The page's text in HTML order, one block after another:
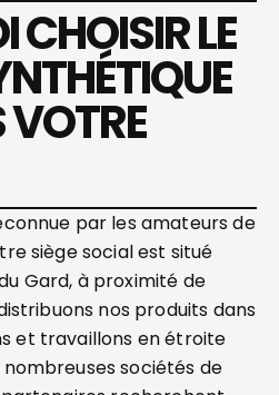
CHOISIR LE
par les amateurs de
siège social est situé
Gard, à proximité de
nos produits dans
et travaillons en étroite
sociétés de